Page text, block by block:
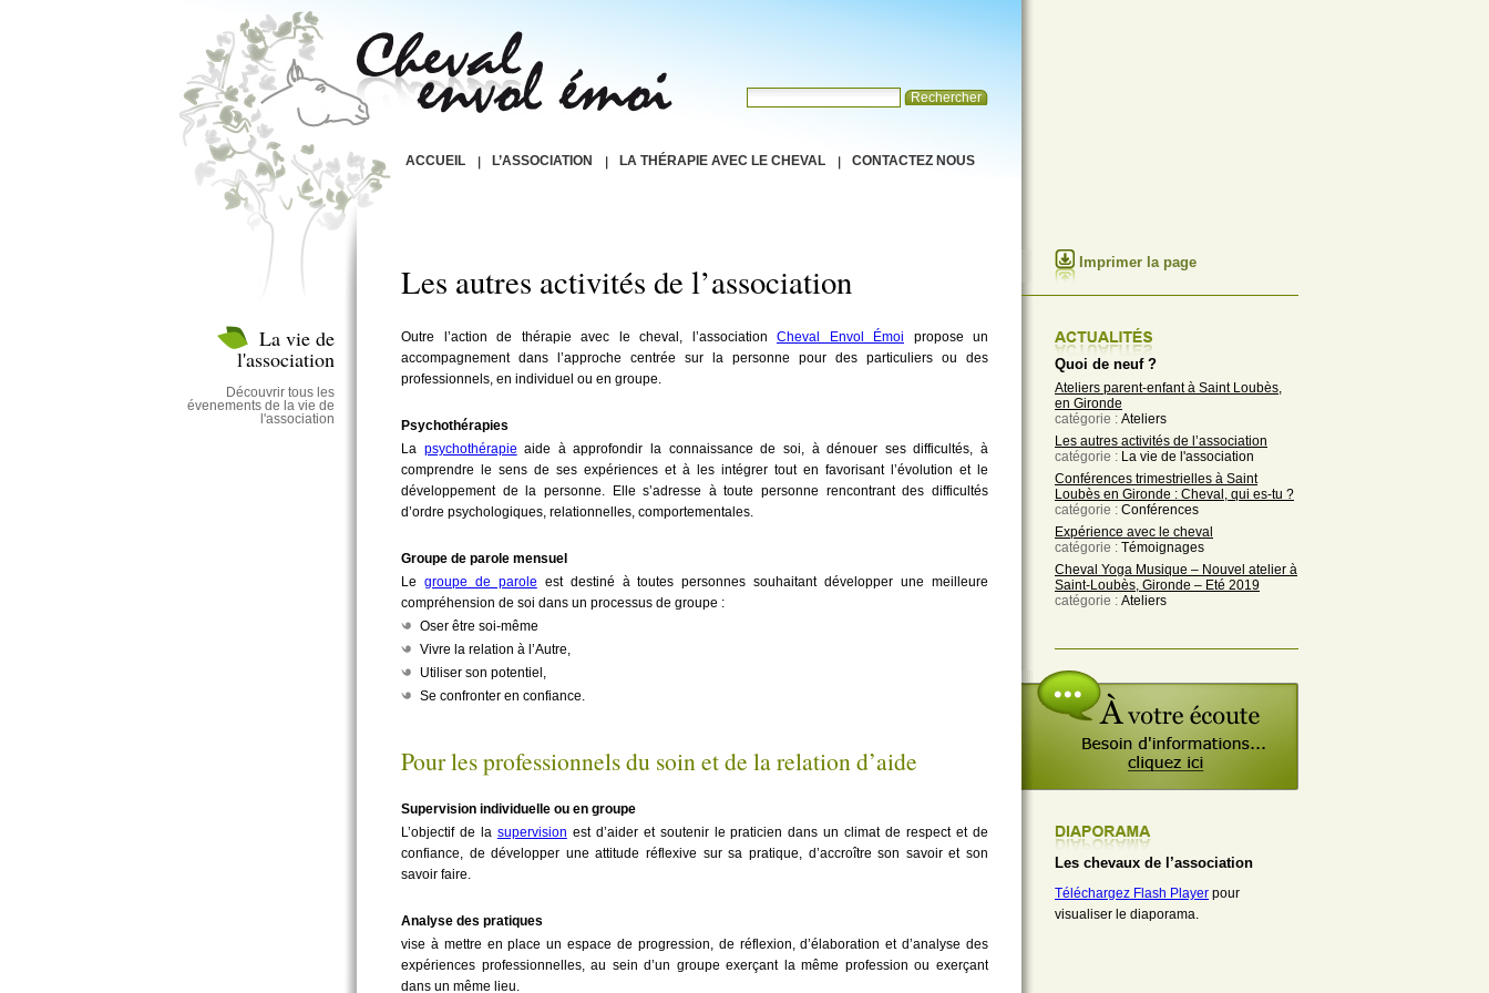
ACCUEIL L’ASSOCIATION LA THÉRAPIE AVEC LE CHEVAL CONTACTEZ NOUS
Les autres activités de l’association
La vie de
l'association
Découvrir tous les
évenements de la vie de
l'association
Outre l’action de thérapie avec le cheval, l’association Cheval Envol Émoi propose un
accompagnement dans l’approche centrée sur la personne pour des particuliers ou des
professionnels, en individuel ou en groupe.
Psychothérapies
La psychothérapie aide à approfondir la connaissance de soi, à dénouer ses difficultés, à
comprendre le sens de ses expériences et à les intégrer tout en favorisant l’évolution et le
développement de la personne.
Elle s’adresse à toute personne rencontrant des difficultés
d’ordre psychologiques, relationnelles, comportementales.
Groupe de parole mensuel
Le groupe de parole est destiné à toutes personnes souhaitant développer une meilleure
compréhension de soi dans un processus de groupe :
Oser être soi-même
Vivre la relation à l’Autre,
Utiliser son potentiel,
Se confronter en confiance.
Pour les professionnels du soin et de la relation d’aide
Supervision individuelle ou en groupe
L’objectif de la supervision est d’aider et soutenir le praticien dans un climat de respect et de
confiance, de développer une attitude réflexive sur sa pratique, d’accroître son savoir et son
savoir faire.
Analyse des pratiques
vise à mettre en place un espace de progression, de réflexion, d’élaboration et d’analyse des
expériences professionnelles, au sein d’un groupe exerçant la même profession ou exerçant
dans un même lieu.
Imprimer la page
Quoi de neuf ?
Ateliers parent-enfant à Saint Loubès,
en Gironde
catégorie : Ateliers
Les autres activités de l’association
catégorie : La vie de l'association
Conférences trimestrielles à Saint
Loubès en Gironde : Cheval, qui es-tu ?
catégorie : Conférences
Expérience avec le cheval
catégorie : Témoignages
Cheval Yoga Musique – Nouvel atelier à
Saint-Loubès, Gironde – Eté 2019
catégorie : Ateliers
Les chevaux de l’association
Téléchargez Flash Player pour
visualiser le diaporama.